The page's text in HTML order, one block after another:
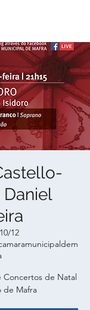
Daniel
12
Concertos de Natal
de Mafra